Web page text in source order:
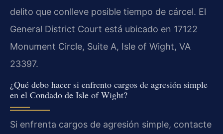
delito que conlleve posible tiempo de cárcel. El
General District Court está ubicado en 17122
Monument Circle, Suite A, Isle of Wight, VA
23397.
¿Qué debo hacer si enfrento cargos de agresión simple
en el Condado de Isle of Wight?
Si enfrenta cargos de agresión simple, contacte